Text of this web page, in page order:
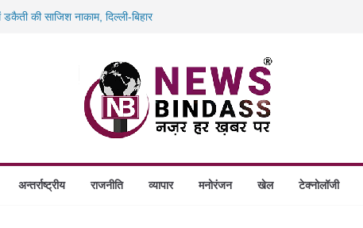
की साजिश नाकाम, दिल्ली-बिहार
लाख रुपये की बयाना राशि जब्ती के खिलाफ
अन्तर्राष्ट्रीय राजनीति व्यापार मनोरंजन खेल टेक्नोलॉजी